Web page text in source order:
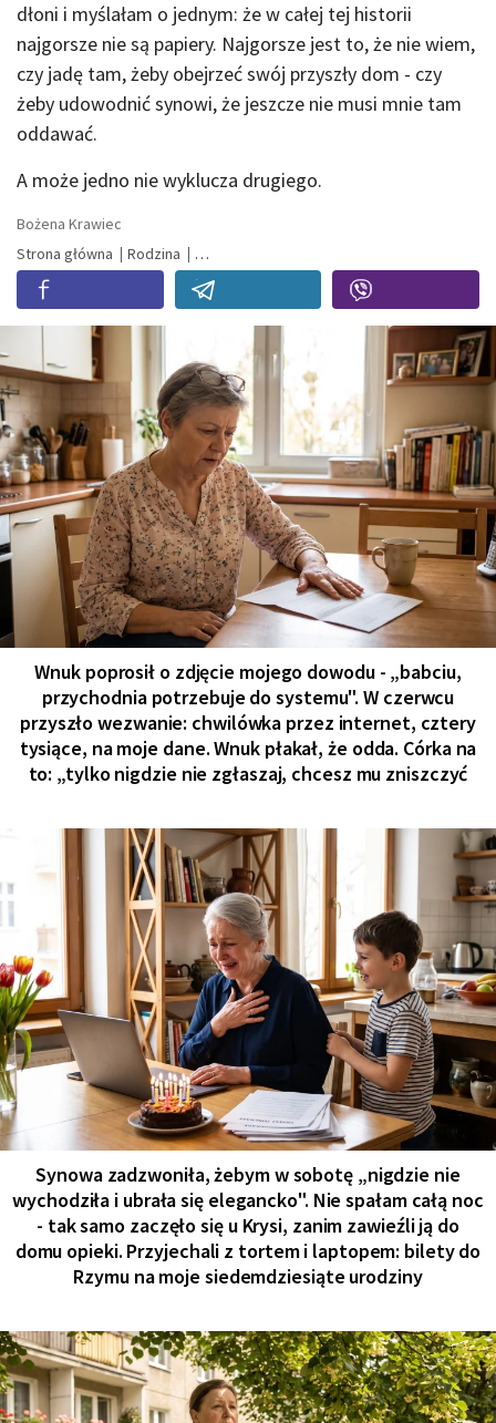
dłoni i myślałam o jednym: że w całej tej historii
najgorsze nie są papiery. Najgorsze jest to, że nie wiem,
czy jadę tam, żeby obejrzeć swój przyszły dom - czy
żeby udowodnić synowi, że jeszcze nie musi mnie tam
oddawać.
A może jedno nie wyklucza drugiego.
Bożena Krawiec
Strona główna
Rodzina
Wnuk poprosił o zdjęcie mojego dowodu - „babciu,
przychodnia potrzebuje do systemu". W czerwcu
przyszło wezwanie: chwilówka przez internet, cztery
tysiące, na moje dane. Wnuk płakał, że odda. Córka na
to: „tylko nigdzie nie zgłaszaj, chcesz mu zniszczyć
Synowa zadzwoniła, żebym w sobotę „nigdzie nie
wychodziła i ubrała się elegancko". Nie spałam całą noc
- tak samo zaczęło się u Krysi, zanim zawieźli ją do
domu opieki. Przyjechali z tortem i laptopem: bilety do
Rzymu na moje siedemdziesiąte urodziny